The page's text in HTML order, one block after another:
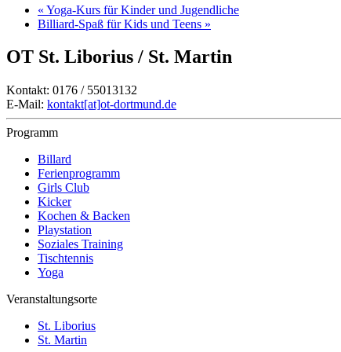
« Yoga-Kurs für Kinder und Jugendliche
Billiard-Spaß für Kids und Teens »
OT St. Liborius / St. Martin
Kontakt: 0176 / 55013132
E-Mail: kontakt[at]ot-dortmund.de
Programm
Billard
Ferienprogramm
Girls Club
Kicker
Kochen & Backen
Playstation
Soziales Training
Tischtennis
Yoga
Veranstaltungsorte
St. Liborius
St. Martin